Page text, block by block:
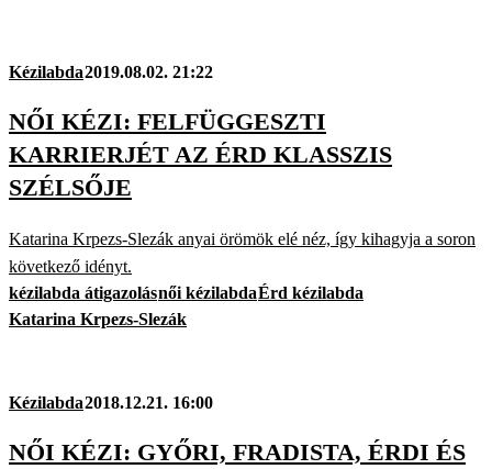
Kézilabda2019.08.02. 21:22
NŐI KÉZI: FELFÜGGESZTI
KARRIERJÉT AZ ÉRD KLASSZIS
SZÉLSŐJE
Katarina Krpezs-Slezák anyai örömök elé néz, így kihagyja a soron
következő idényt.
kézilabda átigazolásnői kézilabdaÉrd kézilabda
Katarina Krpezs-Slezák
Kézilabda2018.12.21. 16:00
NŐI KÉZI: GYŐRI, FRADISTA, ÉRDI ÉS